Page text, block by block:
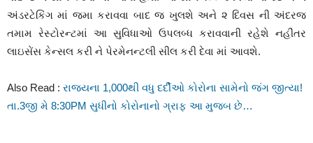
અંડરટેકિંગ માં જમા કરાવવા બાદ જ ખુલશે અને ૨ દિવસ ની અંદરજ
તમામ રેસ્ટોરન્ટમાં આ સુવિધાઓ ઉપલબ્ધ કરાવવાની રહેશે નહીંતર
લાઇસેંસ કેન્સલ કરી ને પેરમેનન્ટલી સીલ કરી દેવા માં આવશે.
Also Read : રાજ્યના 1,000થી વધુ દર્દીઓ કોરોના સામેનો જંગ જીત્યા!
તા.3જી મે 8:30PM સુધીનો કોરોનાનો ગ્રાફ આ મુજબ છે…